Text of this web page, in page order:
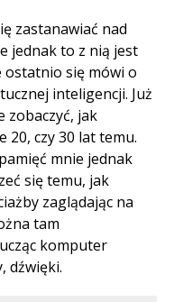
zastanawiać nad
jednak to z nią jest
ostatnio się mówi o
inteligencji. Już
zobaczyć, jak
20, czy 30 lat temu.
mnie jednak
się temu, jak
zaglądając na
tam
komputer
dźwięki.